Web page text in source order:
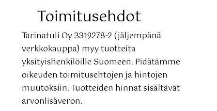
Toimitusehdot
Tarinatuli Oy 3319278-2 (jäljempänä
verkkokauppa) myy tuotteita
yksityishenkilöille Suomeen. Pidätämme
oikeuden toimitusehtojen ja hintojen
muutoksiin. Tuotteiden hinnat sisältävät
arvonlisäveron.